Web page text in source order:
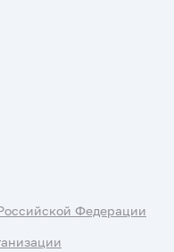
Федерации